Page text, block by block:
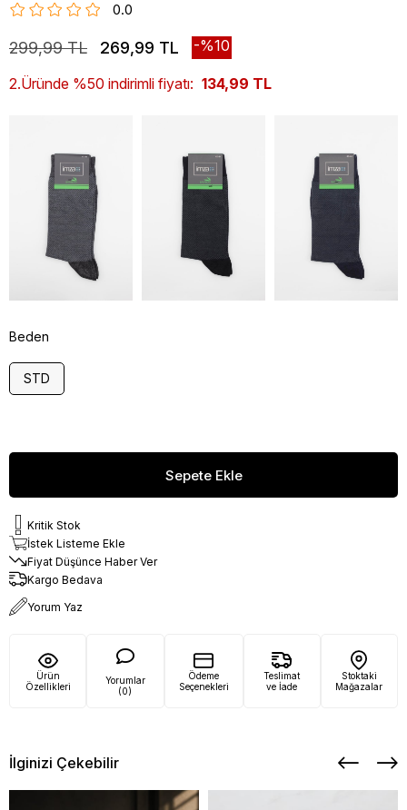
0.0
299,99 TL 269,99 TL 10
2.Üründe %50 indirimli fiyatı: 134,99 TL
Beden
STD
Kritik Stok
İstek Listeme Ekle
Fiyat Düşünce Haber Ver
Kargo Bedava
Yorum Yaz
Ürün
Özellikleri
Yorumlar
(0)
Ödeme
Seçenekleri
Teslimat
ve İade
Stoktaki
Mağazalar
İlginizi Çekebilir